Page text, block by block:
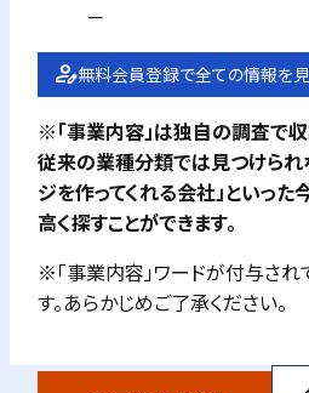
－
無料会員登録で全ての情報を
※「事業内容」は独自の調査で収
従来の業種分類では見つけられ
ジを作ってくれる会社」といっ
高く探すことができます。
※「事業内容」ワードが付与さ
す。あらかじめご了承ください。